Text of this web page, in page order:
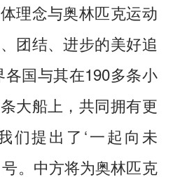
念与奥林匹克运动
团结、进步的美好追
各国与其在190多条小
大船上，共同拥有更
们提出了‘一起向未
。中方将为奥林匹克